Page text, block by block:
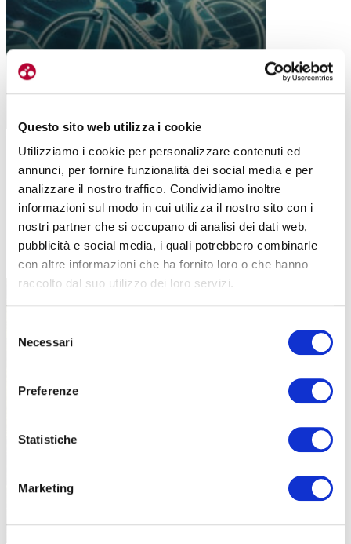
Questo sito web utilizza i cookie
Utilizziamo i cookie per personalizzare contenuti ed
annunci, per fornire funzionalità dei social media e per
analizzare il nostro traffico. Condividiamo inoltre
informazioni sul modo in cui utilizza il nostro sito con i
nostri partner che si occupano di analisi dei dati web,
pubblicità e social media, i quali potrebbero combinarle
con altre informazioni che ha fornito loro o che hanno
raccolto dal suo utilizzo dei loro servizi.
delNecessari
Preferenze
Statistiche
Marketing
CYCLESAFELY, IDEA RIVOLUZIONARIA.
TUTTE LE CATEGORIE DEL MAGAZINE